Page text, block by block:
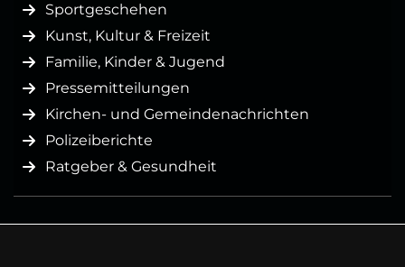
Sportgeschehen
Kunst, Kultur & Freizeit
Familie, Kinder & Jugend
Pressemitteilungen
Kirchen- und Gemeindenachrichten
Polizeiberichte
Ratgeber & Gesundheit